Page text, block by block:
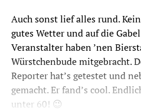
Auch sonst lief alles rund.
gutes Wetter und auf die Gabel
Veranstalter haben ’nen
Würstchenbude mitgebracht.
Reporter hat’s getestet und
gemacht. Er fand’s cool.
unter 60! 😉